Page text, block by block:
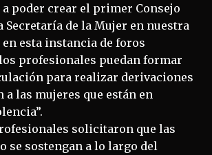
a poder crear el primer Consejo
Secretaría de la Mujer en nuestra
esta instancia de foros
profesionales puedan formar
para realizar derivaciones
a las mujeres que están en
solicitaron que las
se sostengan a lo largo del